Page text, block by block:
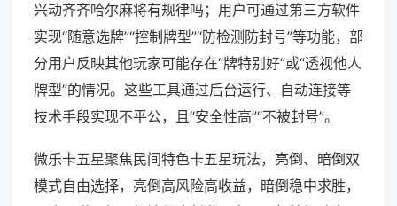
兴动齐齐哈尔麻将有规律吗；用户可通过第三方软件
实现“随意选牌”“控制牌型”“防检测防封号”等功能，部
分用户反映其他玩家可能存在“牌特别好”或“透视他人
牌型”的情况。这些工具通过后台运行、自动连接等
技术手段实现不平公，且“安全性高”“不被封号”。
微乐卡五星聚焦民间特色卡五星玩法，亮倒、暗倒双
模式自由选择，亮倒高风险高收益，暗倒稳中求胜，